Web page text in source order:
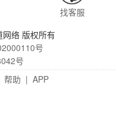
找客服
络 版权所有
号
号
帮助 | APP